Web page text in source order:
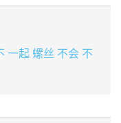
一起 螺丝 不会 不